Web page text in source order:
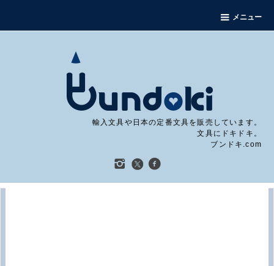
メニュー
輸入文具や日本の定番文具を販売しています。
文具にドキドキ。
ブンドキ.com